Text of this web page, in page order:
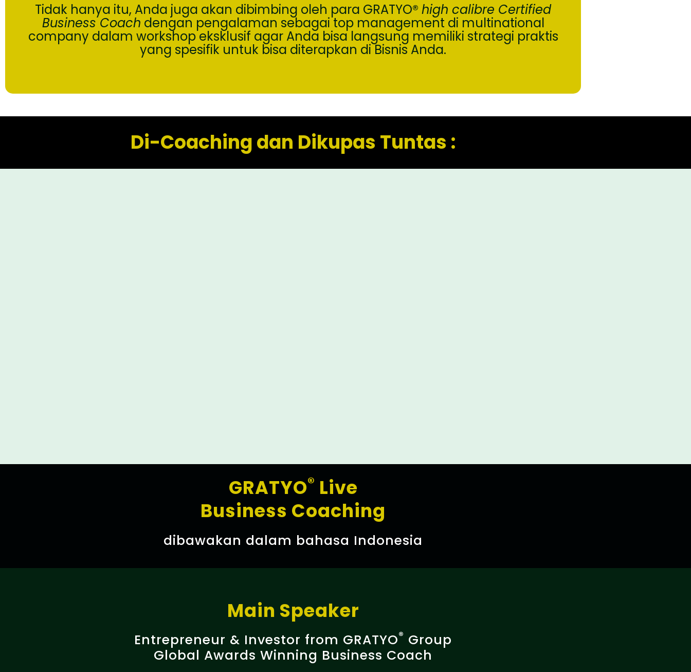
Tidak hanya itu, Anda juga akan dibimbing oleh para GRATYO® high calibre Certified
Business Coach dengan pengalaman sebagai top management di multinational
company dalam workshop eksklusif agar Anda bisa langsung memiliki strategi praktis
yang spesifik untuk bisa diterapkan di Bisnis Anda.
Di-Coaching dan Dikupas Tuntas :
GRATYO® Live
Business Coaching
dibawakan dalam bahasa Indonesia​
Main Speaker
Entrepreneur & Investor from GRATYO® Group
Global Awards Winning Business Coach